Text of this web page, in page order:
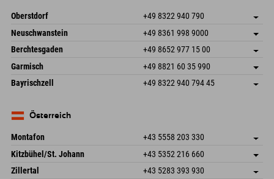
Oberstdorf +49 8322 940 790
An der Breitach 3
87538 Fischen I. Allgäu
Deutschland
Adresse speichern
Anreiseinfos
Buchen
Neuschwanstein +49 8361 998 9000
An der Riese 45
87484 Nesselwang im Allgäu
Deutschland
Adresse speichern
Buchen
Berchtesgaden +49 8652 977 15 00
Hofreitstr. 7
83471 Schönau am Königssee
Deutschland
Adresse speichern
Anreiseinfos
Buchen
Garmisch +49 8821 60 35 990
Frickenstraße 22
82490 Farchant
Adresse speichern
Bayrischzell +49 8322 940 794 45
Deutschland
Österreich
Montafon +43 5558 203 330
Dorfstr. 127b
6793 Gaschurn/Montafon
Österreich
Adresse speichern
Anreiseinfos
Buchen
Kitzbühel/St. Johann +43 5352 216 660
Speckbacherstraße 87
Adresse speichern
Zillertal +43 5283 393 930